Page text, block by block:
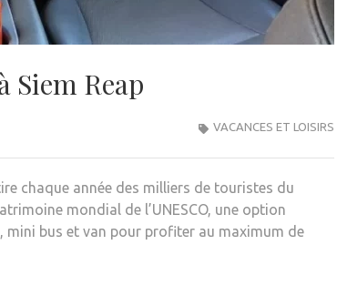
Reap
VACANCES ET LOISIRS
chaque année des milliers de touristes du
mondial de l’UNESCO, une option
bus et van pour profiter au maximum de